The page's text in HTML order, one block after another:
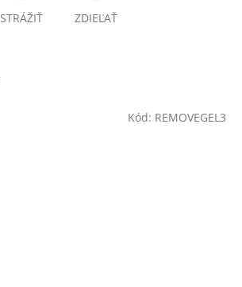
STRÁŽIŤ ZDIEĽAŤ
Kód: REMOVEGEL3